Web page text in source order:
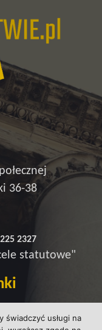
świadczyć usługi na
36-38
2327
statutowe"